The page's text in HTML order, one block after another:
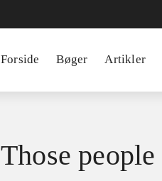
Forside Bøger Artikler
Those people